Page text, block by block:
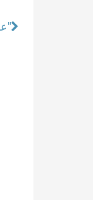
"على أي طاولة أريد أن أتغذّى؟ طاولة الرب أم طاولة العبودية؟"